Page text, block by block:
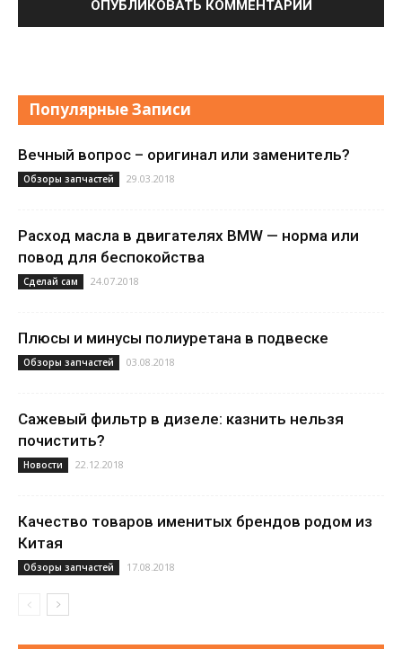
Популярные Записи
Вечный вопрос – оригинал или заменитель?
Обзоры запчастей 29.03.2018
Расход масла в двигателях BMW — норма или
повод для беспокойства
Сделай сам 24.07.2018
Плюсы и минусы полиуретана в подвеске
Обзоры запчастей 03.08.2018
Сажевый фильтр в дизеле: казнить нельзя
почистить?
Новости 22.12.2018
Качество товаров именитых брендов родом из
Китая
Обзоры запчастей 17.08.2018